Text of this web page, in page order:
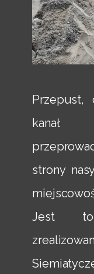
Przepust,
strony
Jest to